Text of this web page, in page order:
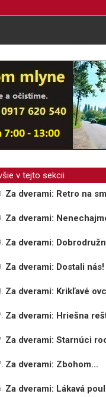
v tejto sekcii
Za dverami: Retro na
Za dverami:
Za dverami:
Za dverami: Dostali nás!
Za dverami: Krikľavé
Za dverami: Hriešna
Za dverami: Starnúci
Za dverami: Zbohom...
Za dverami: Lákavá